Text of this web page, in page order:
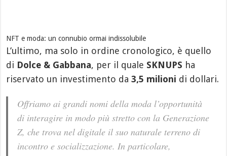
NFT e moda: un connubio ormai indissolubile
L’ultimo, ma solo in ordine cronologico, è quello
di Dolce & Gabbana, per il quale SKNUPS ha
riservato un investimento da3,5 milioni di dollari.
Offriamo ai grandi nomi della moda l’opportunità
di interagire in modo più stretto con la Generazione
Z, che trova nel digitale il suo naturale terreno di
incontro e socializzazione. In particolare,